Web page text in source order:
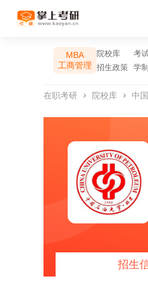
MBA
工商管理
院校库
考
招生政策
学
在职考研 院校库 中
招生